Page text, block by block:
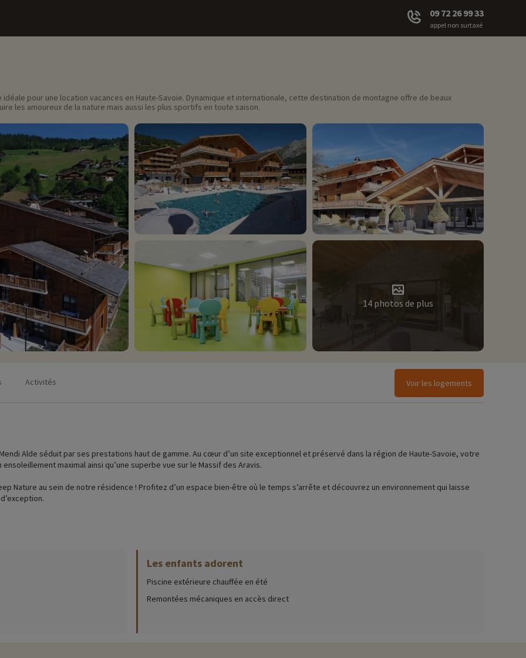
09 72 26 99 33
appel non surtaxé
pour une location vacances en Haute-Savoie. Dynamique et internationale, cette destination de montagne offre de beaux
les amoureux de la nature mais aussi les plus sportifs en toute saison.
14 photos de plus
Activités Voir les logements
Alde séduit par ses prestations haut de gamme. Au cœur d’un site exceptionnel et préservé dans la région de Haute-Savoie, votre
maximal ainsi qu’une superbe vue sur le Massif des Aravis.
Nature au sein de notre résidence ! Profitez d’un espace bien-être où le temps s’arrête et découvrez un environnement qui laisse
rendant votre séjour à la montagne encore plus confortable.
sagement votre visite...
Les enfants adorent
Piscine extérieure chauffée en été
Remontées mécaniques en accès direct